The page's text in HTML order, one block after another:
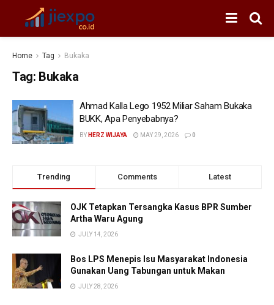
Home Tag Bukaka
Tag: Bukaka
Ahmad Kalla Lego 1952 Miliar Saham Bukaka
BUKK, Apa Penyebabnya?
BY HERZ WIJAYA MAY 29, 2026 0
Trending Comments Latest
OJK Tetapkan Tersangka Kasus BPR Sumber
Artha Waru Agung
JULY 14, 2026
Bos LPS Menepis Isu Masyarakat Indonesia
Gunakan Uang Tabungan untuk Makan
JULY 28, 2026